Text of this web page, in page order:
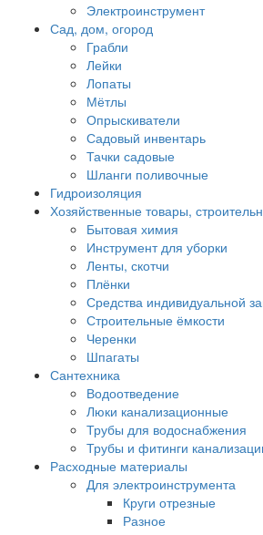
Электроинструмент
Сад, дом, огород
Грабли
Лейки
Лопаты
Мётлы
Опрыскиватели
Садовый инвентарь
Тачки садовые
Шланги поливочные
Гидроизоляция
Хозяйственные товары,
Бытовая химия
Инструмент для уборки
Ленты, скотчи
Плёнки
Средства индивидуальной
Строительные ёмкости
Черенки
Шпагаты
Сантехника
Водоотведение
Люки канализационные
Трубы для водоснабжения
Трубы и фитинги
Расходные материалы
Для электроинструмента
Круги отрезные
Разное